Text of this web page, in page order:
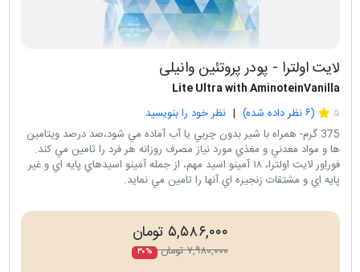
لایت اولترا - پودر پروتئین وانیلی
Lite Ultra with AminoteinVanilla
۵
(۶نظر داده شده)
نظر خود را بنویسید
375 گرم- همراه با شیر بدون چربي یا آب آماده مي شود،صد درصد ويتامين
ها و مواد معدني و مغذي مورد نياز مصرف روزانه هر فرد را تامين مي كند.
فوراِور لايت اولترا، ۱۸ آمينو اسيد مهم، از جمله آمينو اسيدهاي پايه اي و غير
پايه اي و مشتقات زنجيره اي آنها را تامين مي نماید.
۵,۵۸۶,۰۰۰ تومان
۷,۹۸۰,۰۰۰ تومان ۳۰%